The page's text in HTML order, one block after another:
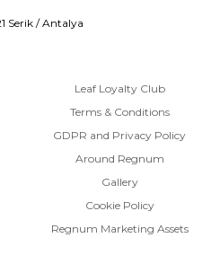
Serik / Antalya
Leaf Loyalty Club
Terms & Conditions
GDPR and Privacy Policy
Around Regnum
Gallery
Cookie Policy
Regnum Marketing Assets